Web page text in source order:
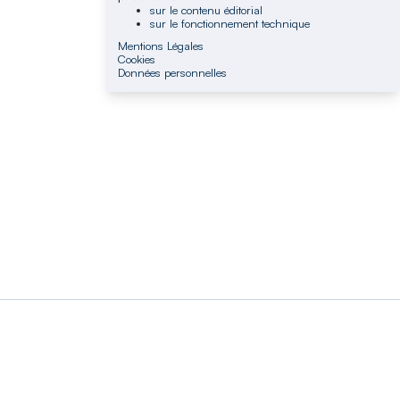
sur le contenu éditorial
sur le fonctionnement technique
Mentions Légales
Cookies
Données personnelles